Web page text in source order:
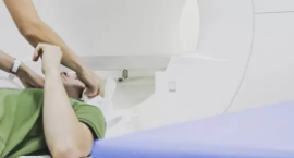
LECZNICZYCH